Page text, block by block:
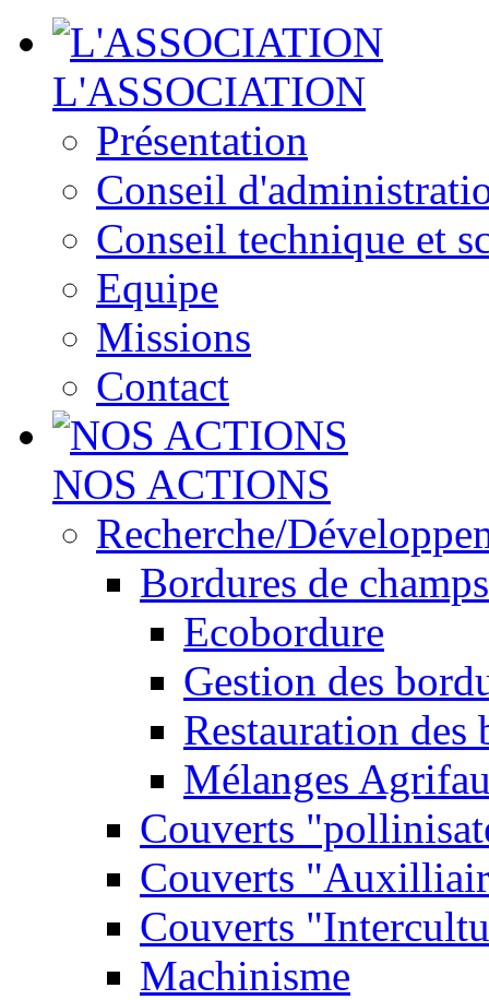
L'ASSOCIATION
Présentation
Conseil
Conseil technique et
Equipe
Missions
Contact
NOS ACTIONS
Recherche/
Bordures de champs
Ecobordure
Gestion des
Restauration des
Mélanges
Couverts
Couverts
Couverts
Machinisme